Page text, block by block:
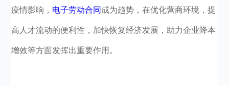
疫情影响， 电子劳动合同 成为趋势，在优化营商环境，提
高人才流动的便利性，加快恢复经济发展，助力企业降本
增效等方面发挥出重要作用。